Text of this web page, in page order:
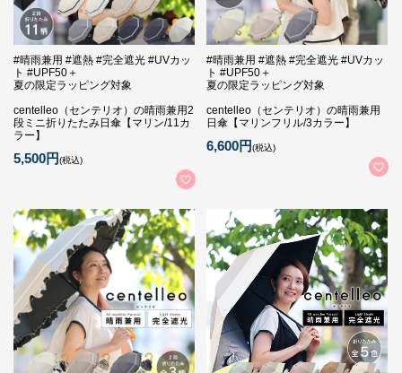
#晴雨兼用 #遮熱 #完全遮光 #UVカッ
ト #UPF50＋
夏の限定ラッピング対象
centelleo（センテリオ）の晴雨兼用2
段ミニ折りたたみ日傘【マリン/11カ
ラー】
5,500円(税込)
#晴雨兼用 #遮熱 #完全遮光 #UVカッ
ト #UPF50＋
夏の限定ラッピング対象
centelleo（センテリオ）の晴雨兼用
日傘【マリンフリル/3カラー】
6,600円(税込)